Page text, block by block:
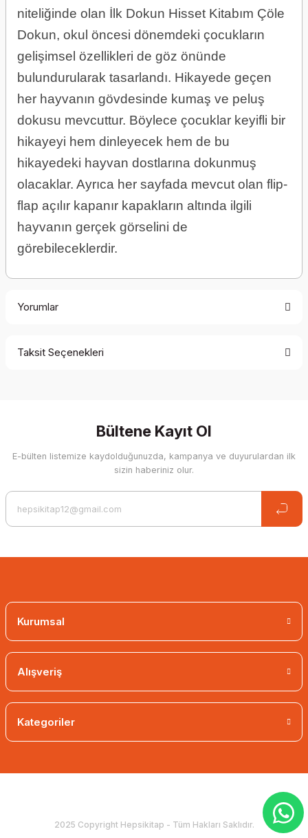
niteliğinde olan İlk Dokun Hisset Kitabım Çöle
Dokun, okul öncesi dönemdeki çocukların
gelişimsel özellikleri de göz önünde
bulundurularak tasarlandı. Hikayede geçen
her hayvanın gövdesinde kumaş ve peluş
dokusu mevcuttur. Böylece çocuklar keyifli bir
hikayeyi hem dinleyecek hem de bu
hikayedeki hayvan dostlarına dokunmuş
olacaklar. Ayrıca her sayfada mevcut olan flip-
flap açılır kapanır kapakların altında ilgili
hayvanın gerçek görselini de
görebileceklerdir.
Yorumlar
Taksit Seçenekleri
Bültene Kayıt Ol
E-bülten listemize kaydolduğunuzda, kampanya ve duyurulardan ilk
sizin haberiniz olur.
Kurumsal
Alışveriş
Kategoriler
2025 Copyright Hepsikitap - Tüm Hakları Saklıdır.